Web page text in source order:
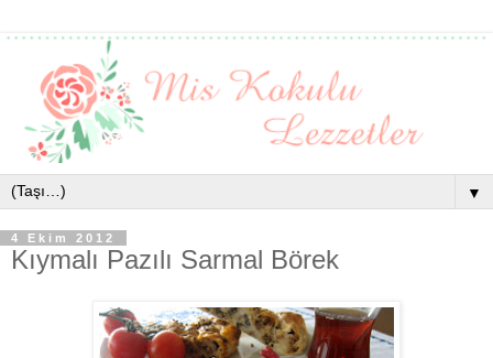
▼
4 Ekim 2012
Kıymalı Pazılı Sarmal Börek